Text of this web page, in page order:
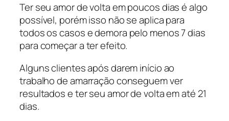
Ter seu amor de volta em poucos dias é algo
possível, porém isso não se aplica para
todos os casos e demora pelo menos 7 dias
para começar a ter efeito.
Alguns clientes após darem início ao
trabalho de amarração conseguem ver
resultados e ter seu amor de volta em até 21
dias.